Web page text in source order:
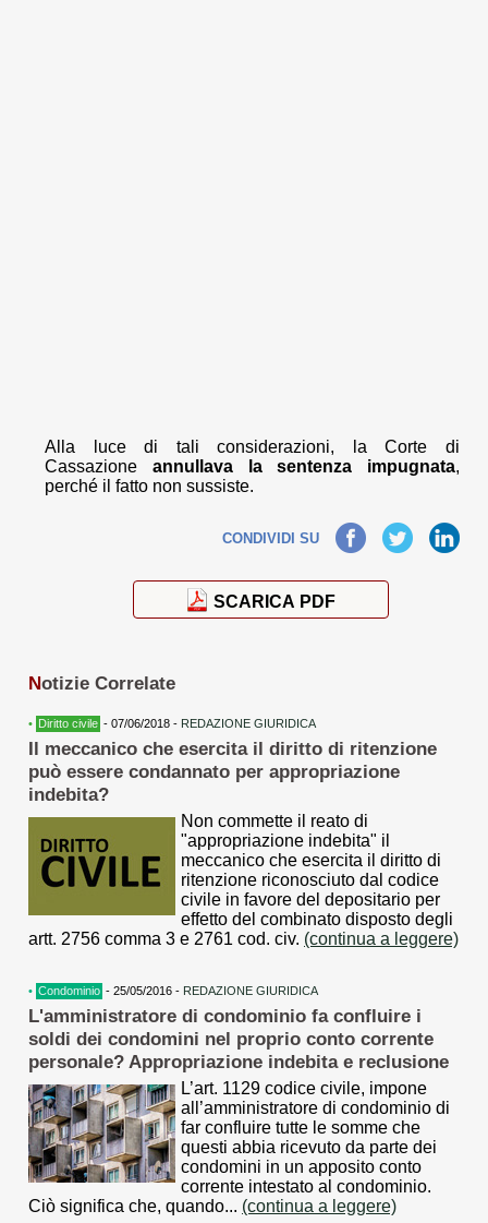
Alla luce di tali considerazioni, la Corte di
Cassazione annullava la sentenza impugnata,
perché il fatto non sussiste.
CONDIVIDI SUFacebook TwitterLinkedIn
SCARICA PDF
Notizie Correlate
• Diritto civile - 07/06/2018 - REDAZIONE GIURIDICA
Il meccanico che esercita il diritto di ritenzione
può essere condannato per appropriazione
indebita?
Non commette il reato di
"appropriazione indebita" il
meccanico che esercita il diritto di
ritenzione riconosciuto dal codice
civile in favore del depositario per
effetto del combinato disposto degli
artt. 2756 comma 3 e 2761 cod. civ. (continua a leggere)
• Condominio - 25/05/2016 - REDAZIONE GIURIDICA
L'amministratore di condominio fa confluire i
soldi dei condomini nel proprio conto corrente
personale? Appropriazione indebita e reclusione
L’art. 1129 codice civile, impone
all’amministratore di condominio di
far confluire tutte le somme che
questi abbia ricevuto da parte dei
condomini in un apposito conto
corrente intestato al condominio.
Ciò significa che, quando... (continua a leggere)